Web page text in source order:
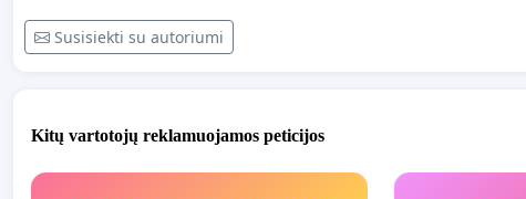
Susisiekti su autoriumi
Kitų vartotojų reklamuojamos peticijos